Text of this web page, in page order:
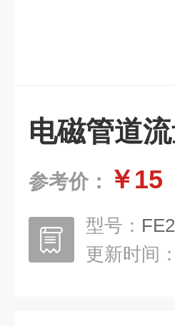
电磁管道
参考价： ￥15
型号：
更新时间：